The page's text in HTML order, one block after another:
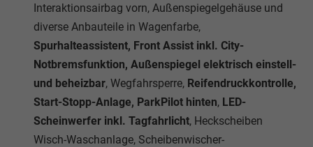
Interaktionsairbag vorn, Außenspiegelgehäuse und
diverse Anbauteile in Wagenfarbe,
Spurhalteassistent, Front Assist inkl. City-
Notbremsfunktion, Außenspiegel elektrisch einstell-
und beheizbar, Wegfahrsperre, Reifendruckkontrolle,
Start-Stopp-Anlage, ParkPilot hinten, LED-
Scheinwerfer inkl. Tagfahrlicht, Heckscheiben
Wisch-Waschanlage, Scheibenwischer-